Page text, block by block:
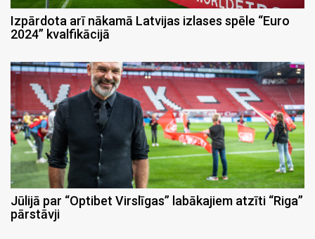
Izpārdota arī nākamā Latvijas izlases spēle “Euro
2024” kvalfikācijā
Jūlijā par “Optibet Virslīgas” labākajiem atzīti “Riga”
pārstāvji